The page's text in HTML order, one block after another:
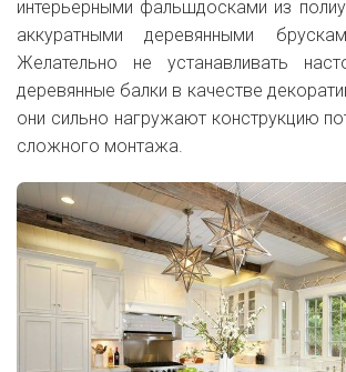
интерьерными фальшдосками из
аккуратными деревянными
Желательно не устанавливать
деревянные балки в качестве
они сильно нагружают конструкцию
сложного монтажа.